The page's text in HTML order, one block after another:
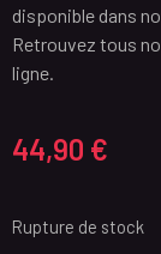
disponible dans
Retrouvez tous
ligne.
44,90 €
Rupture de stock